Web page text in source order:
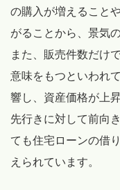
の購入が増えること
がることから、景気
また、販売件数だけ
意味をもつといわれ
響し、資産価格が上
先行きに対して前向
ても住宅ローンの借
えられています。